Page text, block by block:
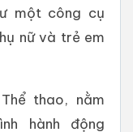
một công cụ
nữ và trẻ em
thao, nằm
hành động